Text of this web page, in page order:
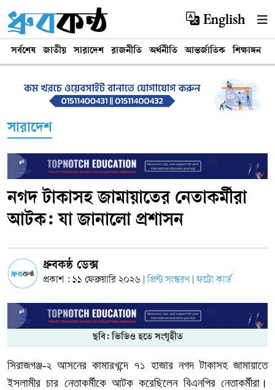
English
সর্বশেষ জাতীয় সারাদেশ রাজনীতি অর্থনীতি আন্তর্জাতিক শিক্ষাঙ্গন
সারাদেশ
নগদ টাকাসহ জামায়াতের নেতাকর্মীরা
আটক: যা জানালো প্রশাসন
ধ্রুবকন্ঠ ডেক্স
প্রকাশ : ১১ ফেব্রুয়ারি ২০২৬ প্রিন্ট সংস্করণ ফটো কার্ড
ছবি: ভিডিও হতে সংগৃহীত
সিরাজগঞ্জ-২ আসনের কামারখন্দে ৭১ হাজার নগদ টাকাসহ জামায়াতে
ইসলামীর চার নেতাকর্মীকে আটক করেছিলেন বিএনপির নেতাকর্মীরা।